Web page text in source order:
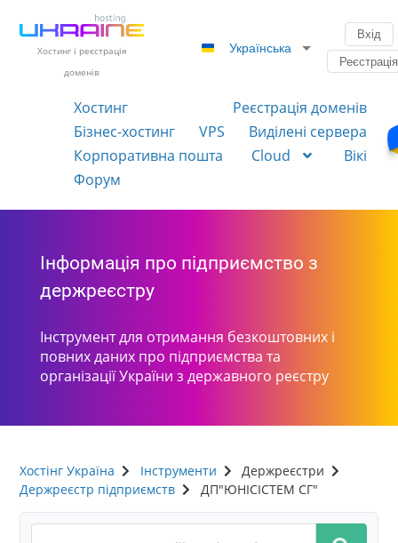
Хостинг і реєстрація
доменів
Українська
Вхід
Реєстрація
Хостинг
Реєстрація доменів
Бізнес-хостинг
VPS
Виділені сервера
Корпоративна пошта
Cloud
Вікі
Форум
Інформація про підприємство з
держреєстру
Інструмент для отримання безкоштовних і
повних даних про підприємства та
організації України з державного реєстру
Хостінг Україна Інструменти
Держреєстри
Держреєстр підприємств
ДП"ЮНІСІСТЕМ СГ"